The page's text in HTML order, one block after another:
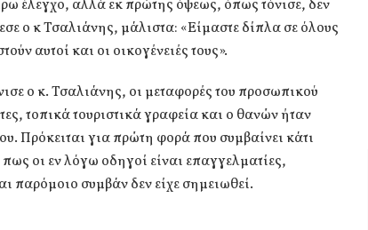
έλεγχο, αλλά εκ πρώτης όψεως, όπως τόνισε, δεν
ο κ Τσαλιάνης, μάλιστα: «Είμαστε δίπλα σε όλους
αυτοί και οι οικογένειές τους».
ο κ. Τσαλιάνης, οι μεταφορές του προσωπικού
τοπικά τουριστικά γραφεία και ο θανών ήταν
Πρόκειται για πρώτη φορά που συμβαίνει κάτι
πως οι εν λόγω οδηγοί είναι επαγγελματίες,
παρόμοιο συμβάν δεν είχε σημειωθεί.